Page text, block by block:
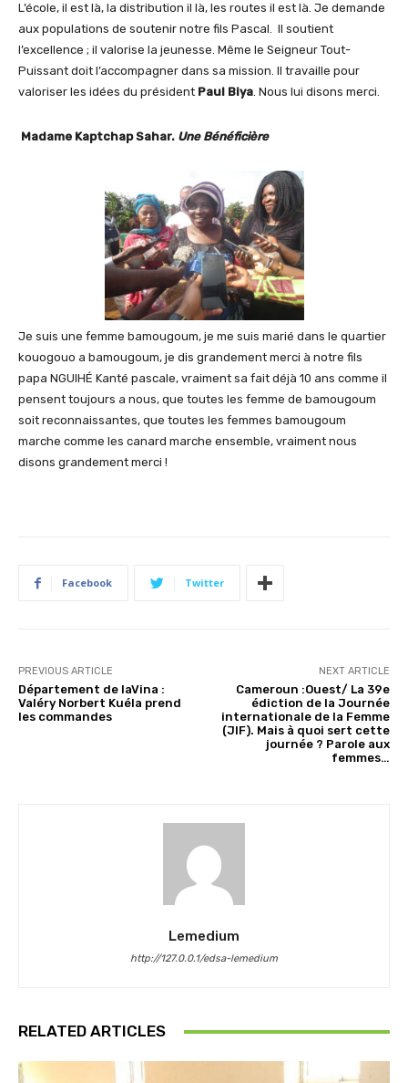
L’école, il est là, la distribution il là, les routes il est là. Je demande
aux populations de soutenir notre fils Pascal. Il soutient
l’excellence ; il valorise la jeunesse. Même le Seigneur Tout-
Puissant doit l’accompagner dans sa mission. Il travaille pour
valoriser les idées du président Paul Biya. Nous lui disons merci.
Madame Kaptchap Sahar. Une Bénéficière
Je suis une femme bamougoum, je me suis marié dans le quartier
kouogouo a bamougoum, je dis grandement merci à notre fils
papa NGUIHÉ Kanté pascale, vraiment sa fait déjà 10 ans comme il
pensent toujours a nous, que toutes les femme de bamougoum
soit reconnaissantes, que toutes les femmes bamougoum
marche comme les canard marche ensemble, vraiment nous
disons grandement merci !
Facebook Twitter
PREVIOUS ARTICLE
Département de laVina :
Valéry Norbert Kuéla prend
les commandes
NEXT ARTICLE
Cameroun :Ouest/ La 39e
édiction de la Journée
internationale de la Femme
(JIF). Mais à quoi sert cette
journée ? Parole aux
femmes…
Lemedium
http://127.0.0.1/edsa-lemedium
RELATED ARTICLES